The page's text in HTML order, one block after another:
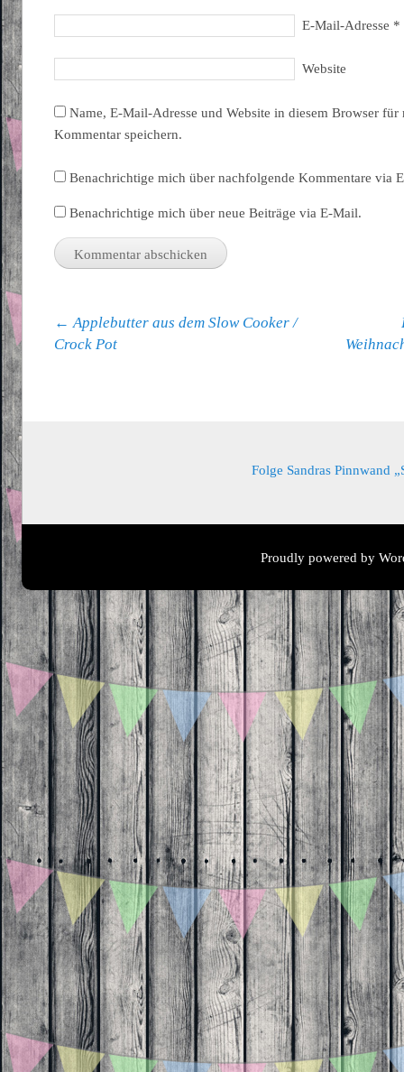
E-Mail-Adresse *
Website
Name, E-Mail-Adresse und Website in diesem Browser für
Kommentar speichern.
Benachrichtige mich über nachfolgende Kommentare via
Benachrichtige mich über neue Beiträge via E-Mail.
Beitragsnavigation
← Applebutter aus dem Slow Cooker /
Crock Pot
Folge Sandras Pinnwand
Proudly powered by